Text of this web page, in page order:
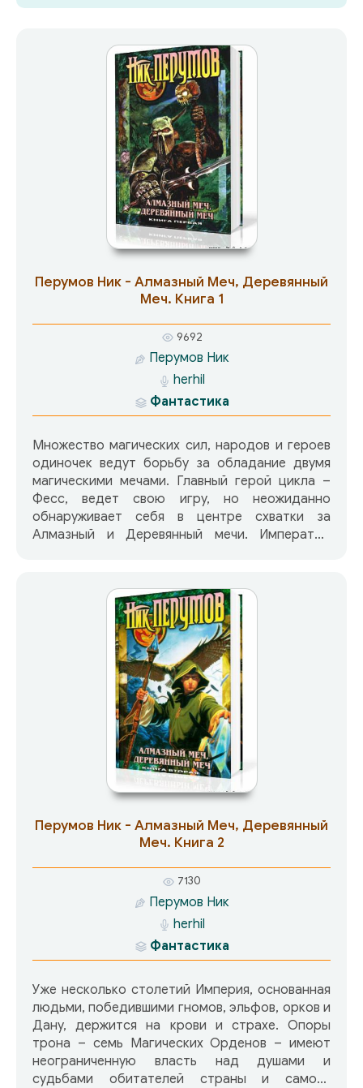
Перумов Ник - Алмазный Меч, Деревянный
Меч. Книга 1
9692
Перумов Ник
herhil
Фантастика
Множество магических сил, народов и героев
одиночек ведут борьбу за обладание двумя
магическими мечами. Главный герой цикла –
Фесс, ведет свою игру, но неожиданно
обнаруживает себя в центре схватки за
Алмазный и Деревянный мечи. Император
покажет им, каково от этого пострадать. В то
же самое время Агата из племени Дану,
служанка в цирке, находит в лесу магический
Деревянный меч, Иммельсторн. От того, в чьи
руки он попадет, будет зависеть судьба ее
порабощенного народа… Гном Сидри ведет
крохотный отряд в далекое подземное
царство, чтобы добыть некий древний
артефакт его собратьев. И за всем этим
наблюдают странные козлоногие пришельцы
из другого мира — их собственная цель не
ясна, но вряд ли она может быть такой уж
Перумов Ник - Алмазный Меч, Деревянный
Меч. Книга 2
7130
Перумов Ник
herhil
Фантастика
Уже несколько столетий Империя, основанная
людьми, победившими гномов, эльфов, орков и
Дану, держится на крови и страхе. Опоры
трона – семь Магических Орденов – имеют
неограниченную власть над душами и
судьбами обитателей страны и самого